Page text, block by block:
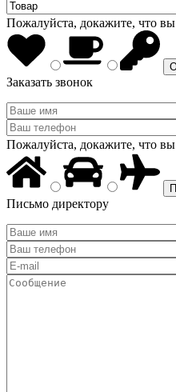
Пожалуйста, докажите, что
Заказать звонок
Пожалуйста, докажите, что
Письмо директору